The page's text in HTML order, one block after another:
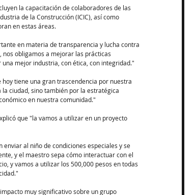
la capacitación de colaboradores de las
de la Construcción (ICIC), así como
en estas áreas.
en materia de transparencia y lucha contra
obligamos a mejorar las prácticas
mejor industria, con ética, con integridad."
tiene una gran trascendencia por nuestra
ciudad, sino también por la estratégica
en nuestra comunidad."
que "la vamos a utilizar en un proyecto
al niño de condiciones especiales y se
y el maestro sepa cómo interactuar con el
y vamos a utilizar los 500,000 pesos en todas
muy significativo sobre un grupo